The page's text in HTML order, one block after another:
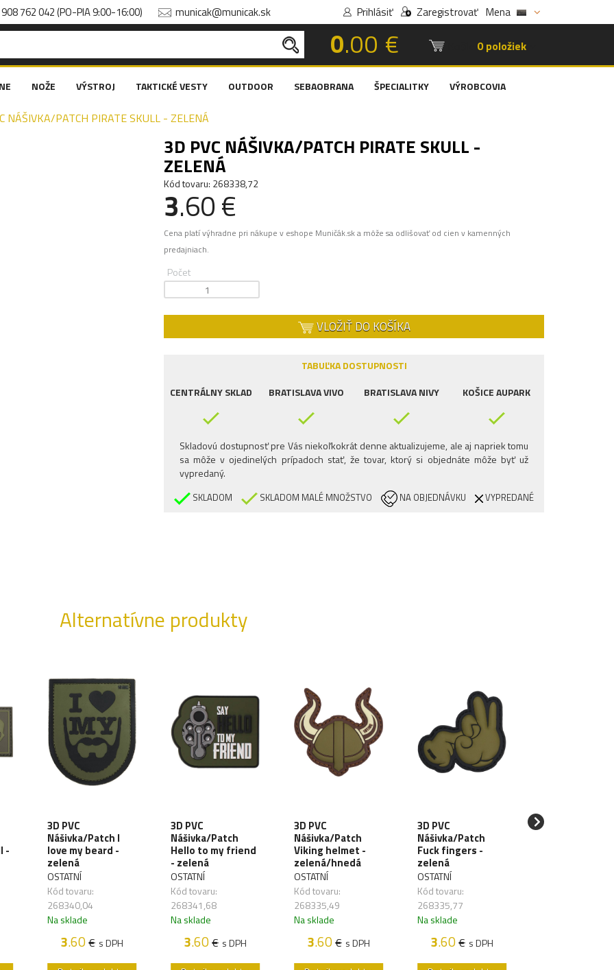
762 042 (PO-PIA 9:00-16:00) municak@municak.sk Prihlásiť Zaregistrovať Mena
0.00 € 0 položiek
NOŽE VÝSTROJ TAKTICKÉ VESTY OUTDOOR SEBAOBRANA ŠPECIALITKY VÝROBCOVIA
NÁŠIVKA/PATCH PIRATE SKULL - ZELENÁ
3D PVC NÁŠIVKA/PATCH PIRATE SKULL -
ZELENÁ
Kód tovaru: 268338,72
3.60 €
Cena platí výhradne pri nákupe v eshope Muničák.sk a môže sa odlišovať od cien v kamenných
predajniach.
Počet
VLOŽIŤ DO KOŠÍKA
TABUĽKA DOSTUPNOSTI
CENTRÁLNY SKLAD
BRATISLAVA VIVO BRATISLAVA NIVY KOŠICE AUPARK
Skladovú dostupnosť pre Vás niekoľkokrát denne aktualizujeme, ale aj napriek tomu
sa môže v ojedinelých prípadoch stať, že tovar, ktorý si objednáte môže byť už
vypredaný.
SKLADOM SKLADOM MALÉ MNOŽSTVO NA OBJEDNÁVKU VYPREDANÉ
Alternatívne produkty
-
3D PVC
Nášivka/Patch I
love my beard -
zelená
OSTATNÍ
Kód tovaru:
268340,04
Na sklade
3.60€ s DPH
3D PVC
Nášivka/Patch
Hello to my friend
- zelená
OSTATNÍ
Kód tovaru:
268341,68
Na sklade
3.60€ s DPH
3D PVC
Nášivka/Patch
Viking helmet -
zelená/hnedá
OSTATNÍ
Kód tovaru:
268335,49
Na sklade
3.60€ s DPH
3D PVC
Nášivka/Patch
Fuck fingers -
zelená
OSTATNÍ
Kód tovaru:
268335,77
Na sklade
3.60€ s DPH
3D PVC